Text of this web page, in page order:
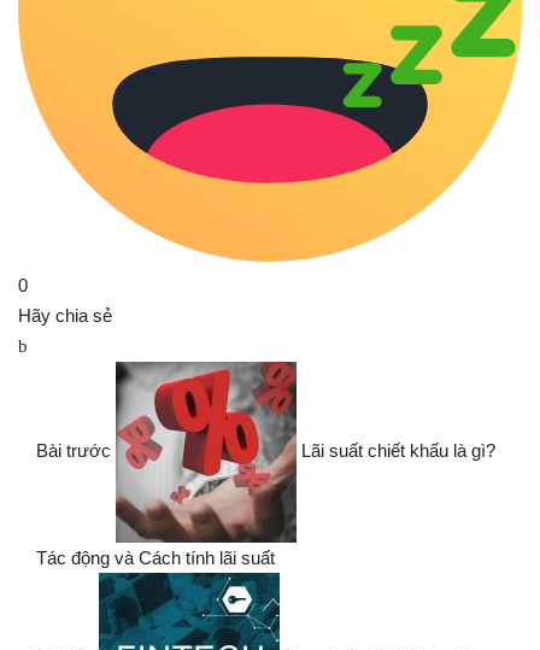
0
Hãy chia sẻ
Bài trước Lãi suất chiết khấu là gì?
Tác động và Cách tính lãi suất